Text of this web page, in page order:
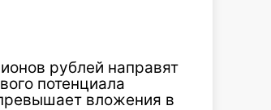
рублей направят
потенциала
вложения в